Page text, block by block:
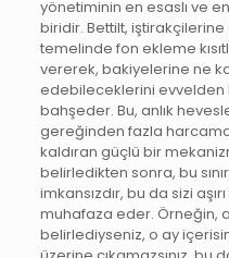
yönetiminin en esaslı ve
biridir. Bettilt, iştirakçilerine
temelinde fon ekleme
vererek, bakiyelerine ne
edebileceklerini evvelden
bahşeder. Bu, anlık
gereğinden fazla
kaldıran güçlü bir
belirledikten sonra, bu
imkansızdır, bu da sizi
muhafaza eder. Örneğin,
belirlediyseniz, o ay